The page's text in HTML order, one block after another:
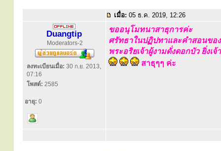
เมื่อ: 05 ธ.ค. 2019, 12:26
Duangtip
Moderators-2
ลงทะเบียนเมื่อ: 30 ก.ย. 2013,
07:16
โพสต์: 2585
อายุ: 0
ขออนุโมทนาสาธุการค่ะ
ศรัทธาในปฏิปทาและคำสอนขอ
พระอริยเจ้าผู้งามดั่งดอกบัว ยิ่งเจ้
สาธุๆๆ ค่ะ